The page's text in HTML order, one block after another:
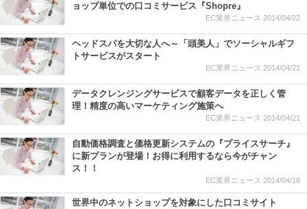
ョップ単位での口コミサービス『Shopre』
EC業界ニュース 2014/04/22
ヘッドスパを大切な人へ～「頭美人」でソーシャルギフ
トサービスがスタート
EC業界ニュース 2014/04/21
データクレンジングサービスで顧客データを正しく管
理！精度の高いマーケティング施策へ
EC業界ニュース 2014/04/21
自動価格調査と価格更新システムの『プライスサーチ』
に新プランが登場！お得に利用するなら今がチャン
ス！！
EC業界ニュース 2014/04/18
世界中のネットショップを対象にした口コミサイト